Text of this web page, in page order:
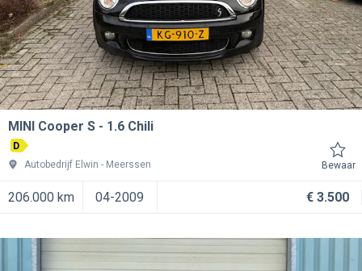
MINI Cooper S 1.6 Chili
D
Autobedrijf Elwin
Meerssen Bewaar
206.000 km 04-2009 € 3.500